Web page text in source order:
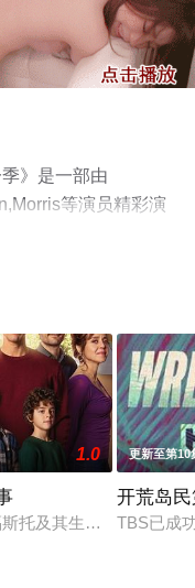
》是一部由
等演员精彩演
删减完整版电视剧
滴、感情关系、花边新
1.0
托及其生命中最后一天
更新至第10
开荒岛
TBS已成